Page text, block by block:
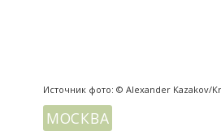
Источник фото: © Alexander Kazakov/
МОСКВА